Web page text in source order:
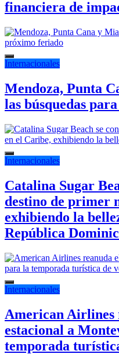
financiera de
Internacionales
Mendoza, Punta
las búsquedas
Internacionales
Catalina Sugar
destino de primer
exhibiendo la
República
Internacionales
American Airlines
estacional a
temporada